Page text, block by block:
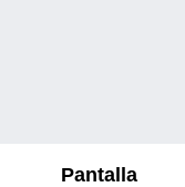
Pantalla